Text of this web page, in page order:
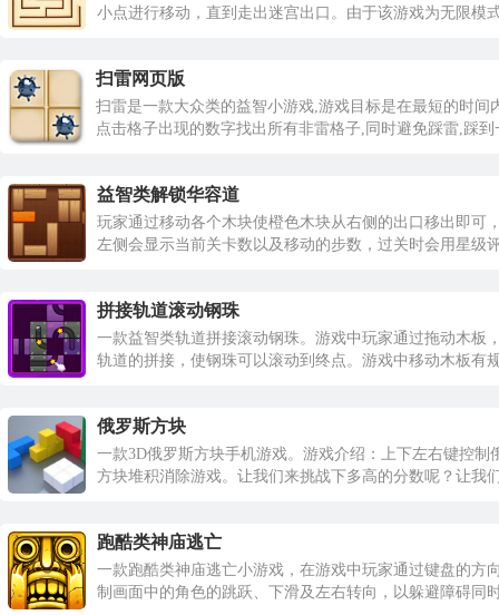
小点进行移动，直到走出迷宫出口。由于该游戏为无限模
扫雷网页版
扫雷是一款大众类的益智小游戏,游戏目标是在最短的时间
点击格子出现的数字找出所有非雷格子,同时避免踩雷,踩到
益智类解锁华容道
玩家通过移动各个木块使橙色木块从右侧的出口移出即可
左侧会显示当前关卡数以及移动的步数，过关时会用星级
拼接轨道滚动钢珠
一款益智类轨道拼接滚动钢珠。游戏中玩家通过拖动木板
轨道的拼接，使钢珠可以滚动到终点。游戏中移动木板有
俄罗斯方块
一款3D俄罗斯方块手机游戏。游戏介绍：上下左右键控制
方块堆积消除游戏。让我们来挑战下多高的分数呢？让我
跑酷类神庙逃亡
一款跑酷类神庙逃亡小游戏，在游戏中玩家通过键盘的方
制画面中的角色的跳跃、下滑及左右转向，以躲避障碍同